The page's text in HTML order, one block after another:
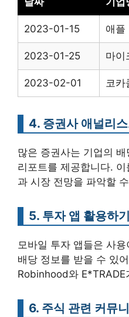
2023-01-15 애플
2023-01-25 마이
2023-02-01 코카
4. 증권사 애널리
많은 증권사는 기업의
리포트를 제공합니다.
과 시장 전망을 파악할
5. 투자 앱 활용하기
모바일 투자 앱들은 사
배당 정보를 받을 수 있
Robinhood와 E*TRADE
6. 주식 관련 커뮤